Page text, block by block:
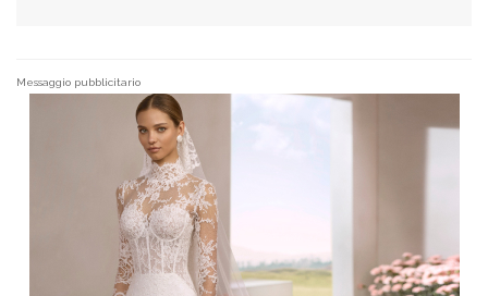
Messaggio pubblicitario